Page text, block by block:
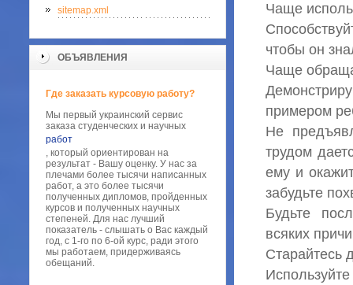
sitemap.xml
ОБЪЯВЛЕНИЯ
Где заказать курсовую работу?
Мы первый украинский сервис
заказа студенческих и научных
работ
, который ориентирован на
результат - Вашу оценку. У нас за
плечами более тысячи написанных
работ, а это более тысячи
полученных дипломов, пройденных
курсов и полученных научных
степеней. Для нас лучший
показатель - слышать о Вас каждый
год, с 1-го по 6-ой курс, ради этого
мы работаем, придерживаясь
обещаний.
Чаще
чтобы он
Чаще
примером
Не
трудом
ему и
забудьте
Будьте
всяких
Старайтесь